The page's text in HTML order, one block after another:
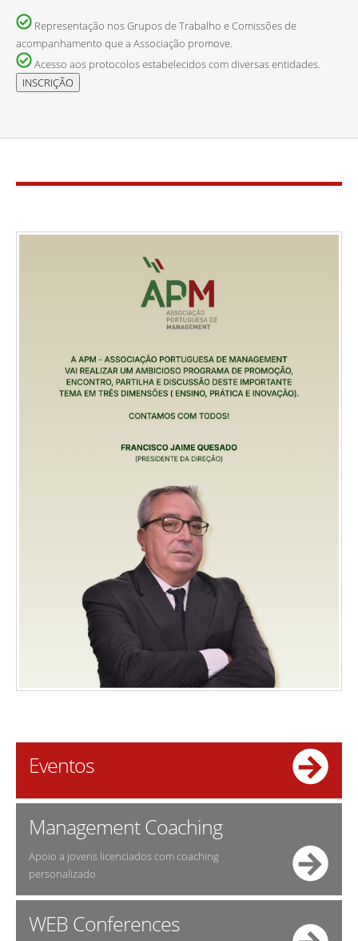
Representação nos Grupos de Trabalho e Comissões de
acompanhamento que a Associação promove.
Acesso aos protocolos estabelecidos com diversas entidades.
Eventos
Management Coaching
Apoio a jovens licenciados com coaching
personalizado
WEB Conferences